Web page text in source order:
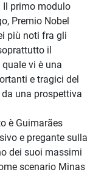
Il primo modulo
Premio Nobel
più noti fra gli
il
vi è una
e tragici del
una prospettiva
è Guimarães
e pregante sulla
dei suoi massimi
scenario Minas